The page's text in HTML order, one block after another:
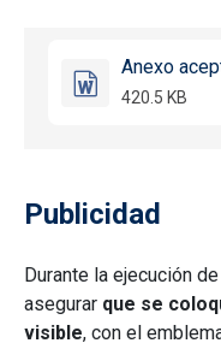
Anexo
420.5 KB
Publicidad
Durante la ejecución
asegurar que se
visible, con el